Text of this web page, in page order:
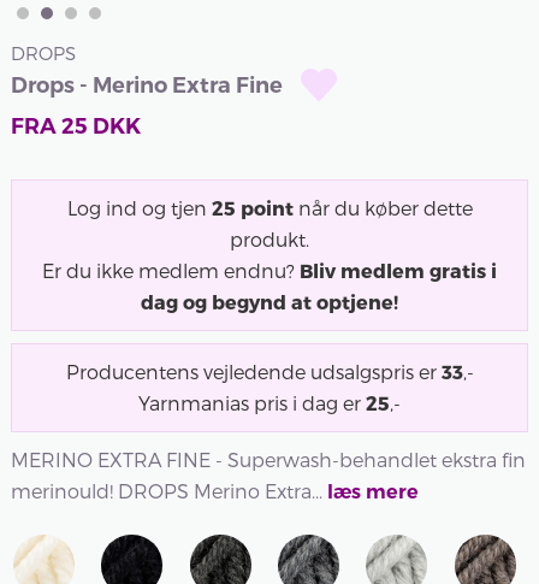
DROPS
Drops - Merino Extra Fine
FRA25 DKK
Log ind og tjen 25 pointnår du køber dette
produkt.
Er du ikke medlem endnu? Bliv medlem gratis i
dag og begynd at optjene!
Producentens vejledende udsalgspris er 33,-
Yarnmanias pris i dag er 25,-
MERINO EXTRA FINE - Superwash-behandlet ekstra fin
merinould! DROPS Merino Extra... læs mere